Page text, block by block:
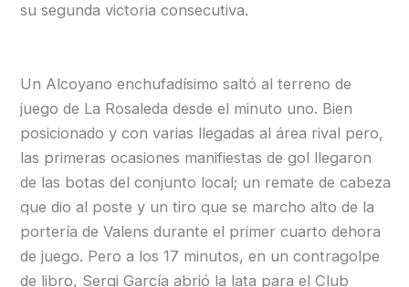
su segunda victoria consecutiva.
Un Alcoyano enchufadísimo saltó al terreno de
juego de La Rosaleda desde el minuto uno. Bien
posicionado y con varias llegadas al área rival pero,
las primeras ocasiones manifiestas de gol llegaron
de las botas del conjunto local; un remate de cabeza
que dio al poste y un tiro que se marcho alto de la
portería de Valens durante el primer cuarto dehora
de juego. Pero a los 17 minutos, en un contragolpe
de libro, Sergi García abrió la lata para el Club